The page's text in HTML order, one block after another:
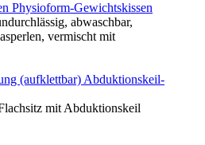
Physioform-Gewichtskissen
abwaschbar,
vermischt mit
Abduktionskeil-
mit Abduktionskeil